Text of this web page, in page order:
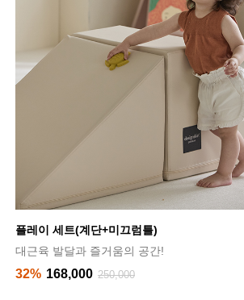
플레이 세트(계단+미끄럼틀)
대근육 발달과 즐거움의 공간!
32% 168,000 250,000